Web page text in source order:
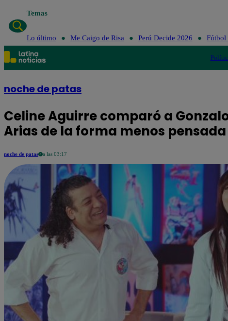
Temas
Lo último Me Caigo de Risa Perú Decide 2026 Fútbol
noche de patas
Celine Aguirre comparó a
Arias de la forma menos pensada
noche de patas a las 03:17